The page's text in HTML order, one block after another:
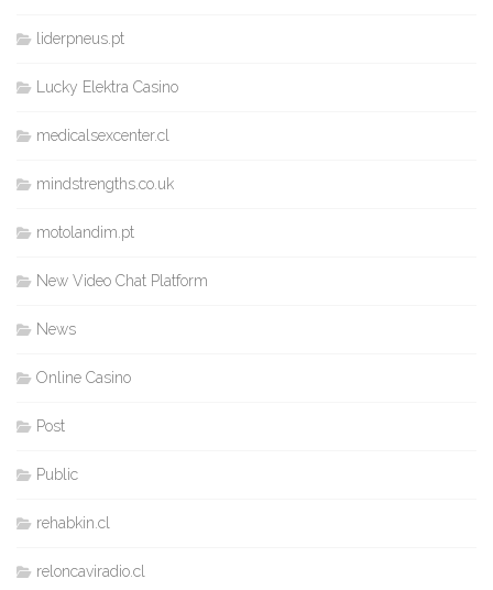
liderpneus.pt
Lucky Elektra Casino
medicalsexcenter.cl
mindstrengths.co.uk
motolandim.pt
New Video Chat Platform
News
Online Casino
Post
Public
rehabkin.cl
reloncaviradio.cl